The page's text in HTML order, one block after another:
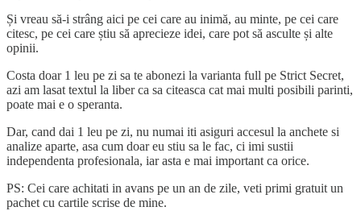
Și vreau să-i strâng aici pe cei care au inimă, au minte, pe cei care
citesc, pe cei care știu să aprecieze idei, care pot să asculte și alte
opinii.
Costa doar 1 leu pe zi sa te abonezi la varianta full pe Strict Secret,
azi am lasat textul la liber ca sa citeasca cat mai multi posibili parinti,
poate mai e o speranta.
Dar, cand dai 1 leu pe zi, nu numai iti asiguri accesul la anchete si
analize aparte, asa cum doar eu stiu sa le fac, ci imi sustii
independenta profesionala, iar asta e mai important ca orice.
PS: Cei care achitati in avans pe un an de zile, veti primi gratuit un
pachet cu cartile scrise de mine.